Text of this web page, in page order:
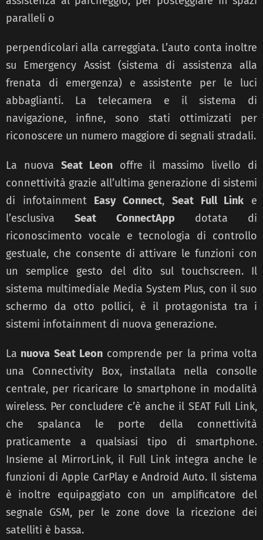
paralleli o
perpendicolari alla carreggiata. L’auto conta inoltre
su Emergency Assist (sistema di assistenza alla
frenata di emergenza) e assistente per le luci
abbaglianti. La telecamera e il sistema di
navigazione, infine, sono stati ottimizzati per
riconoscere un numero maggiore di segnali stradali.
La nuova Seat Leonoffre il massimo livello di
connettività grazie all’ultima generazione di sistemi
di infotainment Easy Connect, Seat Full Link e
l’esclusivaSeat ConnectApp dotata di
riconoscimento vocale e tecnologia di controllo
gestuale, che consente di attivare le funzioni con
un semplice gesto del dito sul touchscreen. Il
sistema multimediale Media System Plus, con il suo
schermo da otto pollici, è il protagonista tra i
sistemi infotainment di nuova generazione.
La nuova Seat Leoncomprende per la prima volta
una Connectivity Box, installata nella consolle
centrale, per ricaricare lo smartphone in modalità
wireless. Per concludere c’è anche il SEAT Full Link,
che spalanca le porte della connettività
praticamente a qualsiasi tipo di smartphone.
Insieme al MirrorLink, il Full Link integra anche le
funzioni di Apple CarPlay e Android Auto. Il sistema
è inoltre equipaggiato con un amplificatore del
segnale GSM, per le zone dove la ricezione dei
satelliti è bassa.